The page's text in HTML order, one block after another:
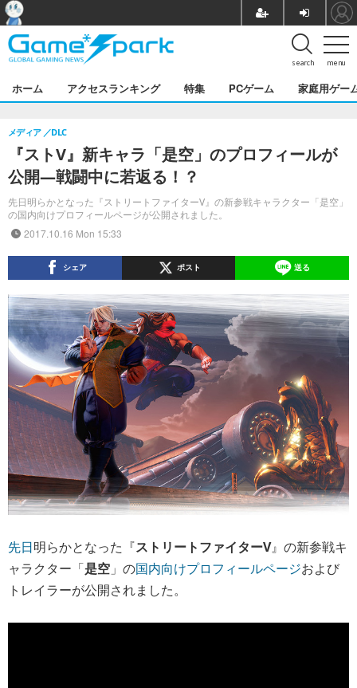
menu
search
ホーム アクセスランキング 特集 PCゲーム 家庭用ゲー
『ストV』新キャラ「是空」のプロフィールが
公開―戦闘中に若返る！？
先日明らかとなった『ストリートファイターV』の新参戦キャラクター「是空」
の国内向けプロフィールページが公開されました。
メディア DLC
2017.10.16 Mon 15:33
シェア ポスト 送る
先日明らかとなった『ストリートファイターV』の新参戦キ
ャラクター「是空 」の国内向けプロフィールページおよび
トレイラーが公開されました。